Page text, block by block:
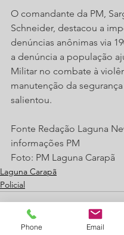
O comandante da PM,
Schneider, destacou a
denúncias anônimas via
a denúncia a população
Militar no combate à
manutenção da
salientou.
Fonte Redação Laguna
informações PM
Foto: PM Laguna Carapã
Laguna Carapã
Policial
Phone Email